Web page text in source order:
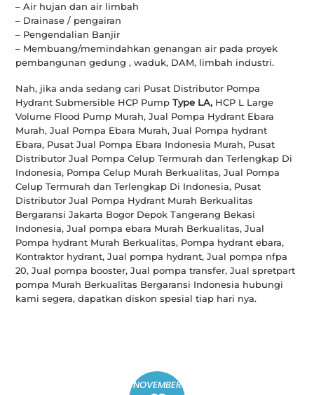
– Air hujan dan air limbah
– Drainase / pengairan
– Pengendalian Banjir
– Membuang/memindahkan genangan air pada proyek
pembangunan gedung , waduk, DAM, limbah industri.
Nah, jika anda sedang cari Pusat Distributor Pompa
Hydrant Submersible HCP PumpType LA, HCP L Large
Volume Flood Pump Murah, Jual Pompa Hydrant Ebara
Murah, Jual Pompa Ebara Murah, Jual Pompa hydrant
Ebara, Pusat Jual Pompa Ebara Indonesia Murah, Pusat
Distributor Jual Pompa Celup Termurah dan Terlengkap Di
Indonesia, Pompa Celup Murah Berkualitas, Jual Pompa
Celup Termurah dan Terlengkap Di Indonesia, Pusat
Distributor Jual Pompa Hydrant Murah Berkualitas
Bergaransi Jakarta Bogor Depok Tangerang Bekasi
Indonesia, Jual pompa ebara Murah Berkualitas, Jual
Pompa hydrant Murah Berkualitas, Pompa hydrant ebara,
Kontraktor hydrant, Jual pompa hydrant, Jual pompa nfpa
20, Jual pompa booster, Jual pompa transfer, Jual spretpart
pompa Murah Berkualitas Bergaransi Indonesia hubungi
kami segera, dapatkan diskon spesial tiap hari nya.
NOVEMBER